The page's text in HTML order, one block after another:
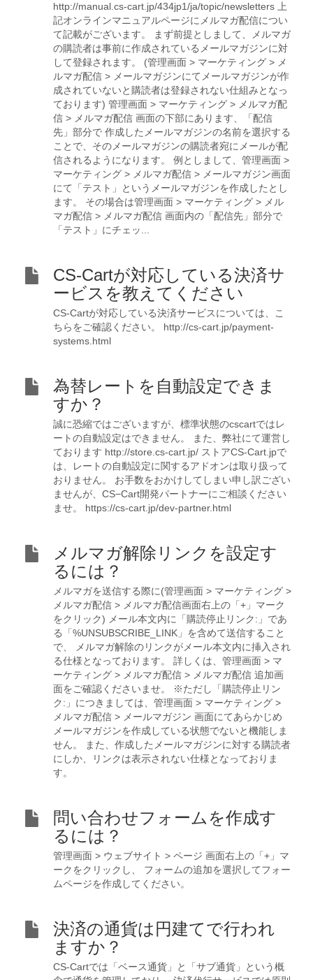
http://manual.cs-cart.jp/434jp1/ja/topic/newsletters 上
記オンラインマニュアルページにメルマガ配信につい
て記載がございます。 まず前提としまして、メルマガ
の購読者は事前に作成されているメールマガジンに対
して登録されます。 (管理画面 > マーケティング > メ
ルマガ配信 > メールマガジンにてメールマガジンが作
成されていないと購読者は登録されない仕組みとなっ
ております) 管理画面 > マーケティング > メルマガ配
信 > メルマガ配信 画面の下部にあります、「配信
先」部分で 作成したメールマガジンの名前を選択する
ことで、そのメールマガジンの購読者宛にメールが配
信されるようになります。 例としまして、管理画面 >
マーケティング > メルマガ配信 > メールマガジン画面
にて「テスト」というメールマガジンを作成したとし
ます。 その場合は管理画面 > マーケティング > メル
マガ配信 > メルマガ配信 画面内の「配信先」部分で
「テスト」にチェッ...
CS-Cartが対応している決済サ
ービスを教えてください
CS-Cartが対応している決済サービスについては、こ
ちらをご確認ください。 http://cs-cart.jp/payment-
systems.html
為替レートを自動設定できま
すか？
誠に恐縮ではございますが、標準状態のcscartではレ
ートの自動設定はできません。 また、弊社にて運営し
ております http://store.cs-cart.jp/ ストアCS-Cart.jpで
は、レートの自動設定に関するアドオンは取り扱って
おりません。 お手数をおかけしてしまい申し訳ござい
ませんが、CS−Cart開発パートナーにご相談ください
ませ。 https://cs-cart.jp/dev-partner.html
メルマガ解除リンクを設定す
るには？
メルマガを送信する際に(管理画面 > マーケティング >
メルマガ配信 > メルマガ配信画面右上の「+」マーク
をクリック) メール本文内に「購読停止リンク:」であ
る「%UNSUBSCRIBE_LINK」を含めて送信すること
で、 メルマガ解除のリンクがメール本文内に挿入され
る仕様となっております。 詳しくは、管理画面 > マ
ーケティング > メルマガ配信 > メルマガ配信 追加画
面をご確認くださいませ。 ※ただし「購読停止リン
ク:」につきましては、管理画面 > マーケティング >
メルマガ配信 > メールマガジン 画面にてあらかじめ
メールマガジンを作成している状態でないと機能しま
せん。 また、作成したメールマガジンに対する購読者
にしか、リンクは表示されない仕様となっておりま
す。
問い合わせフォームを作成す
るには？
管理画面 > ウェブサイト > ページ 画面右上の「+」マ
ークをクリックし、 フォームの追加を選択してフォー
ムページを作成してください。
決済の通貨は円建てで行われ
ますか？
CS-Cartでは「ベース通貨」と「サブ通貨」という概